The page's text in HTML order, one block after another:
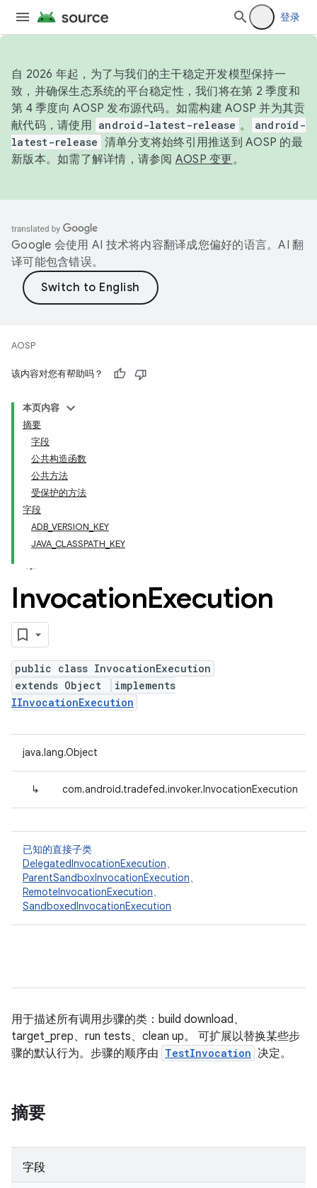
登录
自 2026 年起，为了与我们的主干稳定开发模型保持一
致，并确保生态系统的平台稳定性，我们将在第 2 季度和
第 4 季度向 AOSP 发布源代码。如需构建 AOSP 并为其贡
献代码，请使用 android-latest-release 。
android-
latest-release 清单分支将始终引用推送到 AOSP 的最
新版本。如需了解详情，请参阅 AOSP 变更。
Google 会使用 AI 技术将内容翻译成您偏好的语言。AI 翻
译可能包含错误。
AOSP
该内容对您有帮助吗？
本页内容
摘要
字段
公共构造函数
公共方法
受保护的方法
字段
ADB_VERSION_KEY
JAVA_CLASSPATH_KEY
InvocationExecution
public class InvocationExecution
extends Object
implements
IInvocationExecution
java.lang.Object
↳ com.android.tradefed.invoker.InvocationExecution
已知的直接子类
DelegatedInvocationExecution、
ParentSandboxInvocationExecution、
RemoteInvocationExecution、
SandboxedInvocationExecution
用于描述所有调用步骤的类：build download、
target_prep、run tests、clean up。 可扩展以替换某些步
骤的默认行为。步骤的顺序由 TestInvocation 决定。
摘要
字段